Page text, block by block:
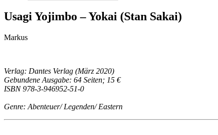
Usagi Yojimbo – Yokai (Stan Sakai)
Markus
Verlag: Dantes Verlag (März 2020)
Gebundene Ausgabe: 64 Seiten; 15 €
ISBN 978-3-946952-51-0
Genre: Abenteuer/ Legenden/ Eastern